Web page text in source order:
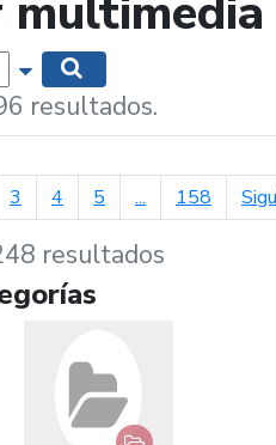
multimedia
Mostrar opciones de
resultados.
3 4 5 ... 158
resultados